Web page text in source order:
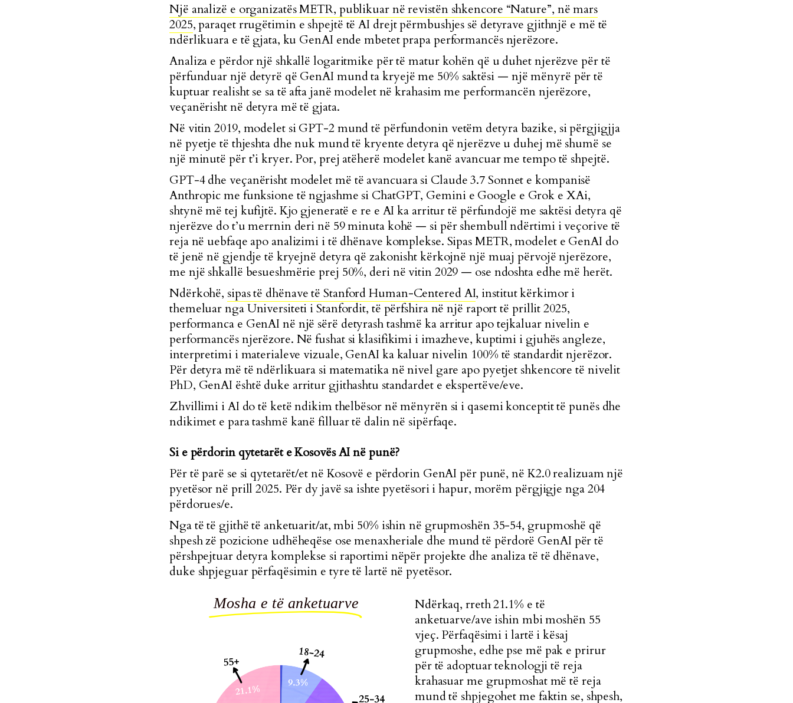
Një analizë e organizatës METR, publikuar në revistën shkencore “Nature”, në mars
2025, paraqet rrugëtimin e shpejtë të AI drejt përmbushjes së detyrave gjithnjë e më të
ndërlikuara e të gjata, ku GenAI ende mbetet prapa performancës njerëzore.
Analiza e përdor një shkallë logaritmike për të matur kohën që u duhet njerëzve për të
përfunduar një detyrë që GenAI mund ta kryejë me 50% saktësi — një mënyrë për të
kuptuar realisht se sa të afta janë modelet në krahasim me performancën njerëzore,
veçanërisht në detyra më të gjata.
Në vitin 2019, modelet si GPT-2 mund të përfundonin vetëm detyra bazike, si përgjigjja
në pyetje të thjeshta dhe nuk mund të kryente detyra që njerëzve u duhej më shumë se
një minutë për t’i kryer. Por, prej atëherë modelet kanë avancuar me tempo të shpejtë.
GPT-4 dhe veçanërisht modelet më të avancuara si Claude 3.7 Sonnet e kompanisë
Anthropic me funksione të ngjashme si ChatGPT, Gemini e Google e Grok e XAi,
shtynë më tej kufijtë. Kjo gjeneratë e re e AI ka arritur të përfundojë me saktësi detyra që
njerëzve do t’u merrnin deri në 59 minuta kohë — si për shembull ndërtimi i veçorive të
reja në uebfaqe apo analizimi i të dhënave komplekse. Sipas METR,modelet e GenAI do
të jenë në gjendje të kryejnë detyra që zakonisht kërkojnë një muaj përvojë njerëzore,
me një shkallë besueshmërie prej 50%, deri në vitin 2029 — ose ndoshta edhe më herët.
Ndërkohë, sipas të dhënave të Stanford Human-Centered AI, institut kërkimor i
themeluar nga Universiteti i Stanfordit, të përfshira në një raport të prillit 2025,
performanca e GenAI në një sërë detyrash tashmë ka arritur apo tejkaluar nivelin e
performancës njerëzore. Në fushat si klasifikimi i imazheve, kuptimi i gjuhës angleze,
interpretimi i materialeve vizuale, GenAI ka kaluar nivelin 100% të standardit njerëzor.
Për detyra më të ndërlikuara si matematika në nivel gare apo pyetjet shkencore të nivelit
PhD, GenAI është duke arritur gjithashtu standardet e ekspertëve/eve.
Zhvillimi i AI do të ketë ndikim thelbësor në mënyrën si i qasemi konceptit të punës dhe
ndikimet e para tashmë kanë filluar të dalin në sipërfaqe.
Si e përdorin qytetarët e Kosovës AI në punë?
Për të parë se si qytetarët/et në Kosovë e përdorin GenAI për punë, në K2.0 realizuam një
pyetësor në prill 2025. Për dy javë sa ishte pyetësori i hapur, morëm përgjigje nga 204
përdorues/e.
Nga të të gjithë të anketuarit/at, mbi 50% ishin në grupmoshën 35-54, grupmoshë që
shpesh zë pozicione udhëheqëse ose menaxheriale dhe mund të përdorë GenAI për të
përshpejtuar detyra komplekse si raportimi nëpër projekte dhe analiza të të dhënave,
duke shpjeguar përfaqësimin e tyre të lartë në pyetësor.
Mosha e të anketuarve
Ndërkaq, rreth 21.1% e të
anketuarve/ave ishin mbi moshën 55
vjeç. Përfaqësimi i lartë i kësaj
grupmoshe, edhe pse më pak e prirur
për të adoptuar teknologji të reja
krahasuar me grupmoshat më të reja
mund të shpjegohet me faktin se, shpesh,